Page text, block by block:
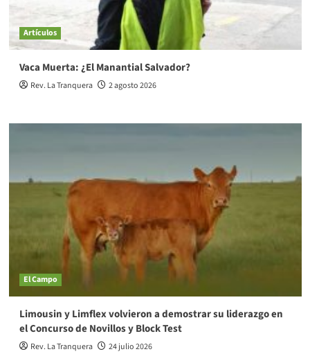
Artículos
Vaca Muerta: ¿El Manantial Salvador?
Rev. La Tranquera 2 agosto 2026
El Campo
Limousin y Limflex volvieron a demostrar su liderazgo en
el Concurso de Novillos y Block Test
Rev. La Tranquera 24 julio 2026